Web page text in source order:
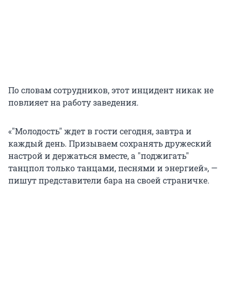
По словам сотрудников, этот инцидент никак не
повлияет на работу заведения.
«"Молодость" ждет в гости сегодня, завтра и
каждый день. Призываем сохранять дружеский
настрой и держаться вместе, а "поджигать"
танцпол только танцами, песнями и энергией», —
пишут представители бара на своей страничке.